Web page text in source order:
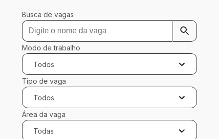
Busca de vagas
Modo de trabalho
Todos
Tipo de vaga
Todos
Área da vaga
Todas